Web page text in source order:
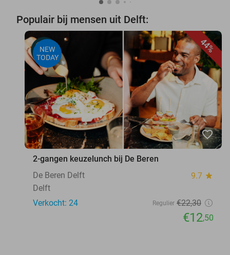
Populair bij mensen uit Delft:
44%
NEW
TODAY
favorite_border
2-gangen keuzelunch bij De Beren
De Beren Delft
9.7 star
Delft
Verkocht: 24
Regulier €22,30
€12,50